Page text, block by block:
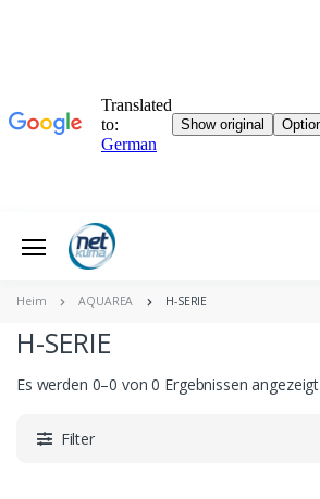
Heim AQUAREA H-SERIE
H-SERIE
Es werden 0–0 von 0 Ergebnissen angezeigt
Filter